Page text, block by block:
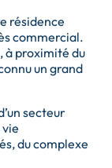
résidence
commercial.
à proximité du
un grand
secteur
du complexe